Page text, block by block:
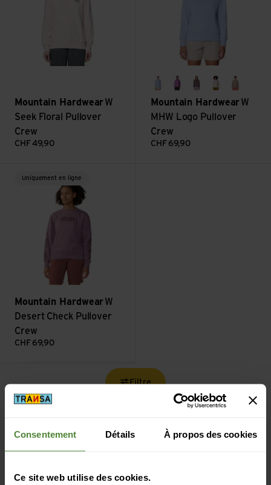
Consentement Détails À propos des cookies
Ce site web utilise des cookies.
Mountain Hardwear W
Seek Floral Pullover
Crew
CHF 49,90
beach breeze
lilac glowpurple sage
talc
wild
Mountain Hardwear W
MHW Logo Pullover
Crew
CHF 69,90
Uniquement en ligne
Mountain Hardwear W
Desert Check Pullover
Crew
CHF 69,90
Filtre
Livraison gratuite à partir de CHF 99